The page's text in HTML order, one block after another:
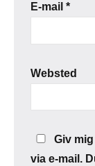
E-mail *
Websted
Giv
via e-mail.